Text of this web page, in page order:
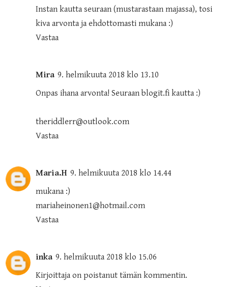
Instan kautta seuraan (mustarastaan majassa), tosi
kiva arvonta ja ehdottomasti mukana :)
Vastaa
Mira 9. helmikuuta 2018 klo 13.10
Onpas ihana arvonta! Seuraan blogit.fi kautta :)
theriddlerr@outlook.com
Vastaa
Maria.H 9. helmikuuta 2018 klo 14.44
mukana :)
mariaheinonen1@hotmail.com
Vastaa
inka 9. helmikuuta 2018 klo 15.06
Kirjoittaja on poistanut tämän kommentin.